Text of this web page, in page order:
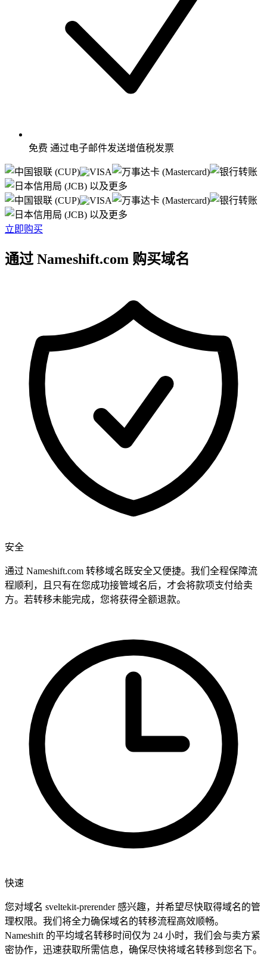
免费 通过电子邮件发送增值税发票
以及更多
以及更多
立即购买
通过 Nameshift.com 购买域名
安全
通过 Nameshift.com 转移域名既安全又便捷。我们全程保障流
程顺利，且只有在您成功接管域名后，才会将款项支付给卖
方。若转移未能完成，您将获得全额退款。
快速
您对域名 sveltekit-prerender 感兴趣，并希望尽快取得域名的管
理权限。我们将全力确保域名的转移流程高效顺畅。
Nameshift 的平均域名转移时间仅为 24 小时，我们会与卖方紧
密协作，迅速获取所需信息，确保尽快将域名转移到您名下。